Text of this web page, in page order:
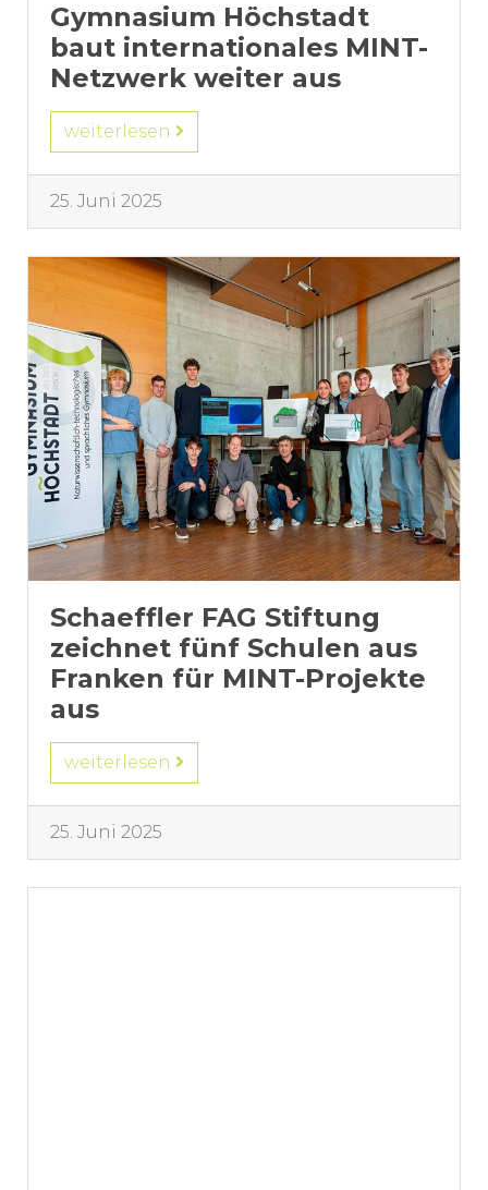
Gymnasium Höchstadt
baut internationales MINT-
Netzwerk weiter aus
weiterlesen
25. Juni 2025
Schaeffler FAG Stiftung
zeichnet fünf Schulen aus
Franken für MINT-Projekte
aus
weiterlesen
25. Juni 2025